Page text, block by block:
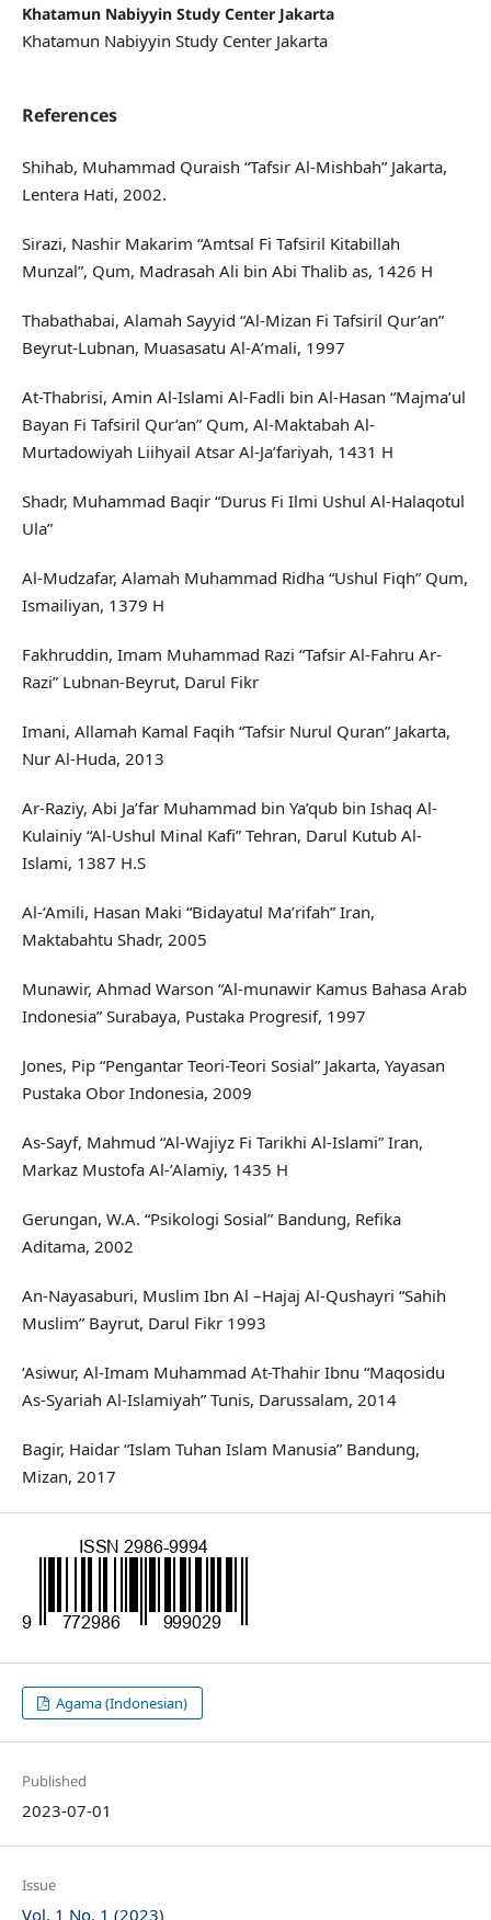
Khatamun Nabiyyin Study Center Jakarta
Khatamun Nabiyyin Study Center Jakarta
References
Shihab, Muhammad Quraish “Tafsir Al-Mishbah” Jakarta,
Lentera Hati, 2002.
Sirazi, Nashir Makarim “Amtsal Fi Tafsiril Kitabillah
Munzal”, Qum, Madrasah Ali bin Abi Thalib as, 1426 H
Thabathabai, Alamah Sayyid “Al-Mizan Fi Tafsiril Qur’an”
Beyrut-Lubnan, Muasasatu Al-A’mali, 1997
At-Thabrisi, Amin Al-Islami Al-Fadli bin Al-Hasan “Majma’ul
Bayan Fi Tafsiril Qur’an” Qum, Al-Maktabah Al-
Murtadowiyah Liihyail Atsar Al-Ja’fariyah, 1431 H
Shadr, Muhammad Baqir “Durus Fi Ilmi Ushul Al-Halaqotul
Ula”
Al-Mudzafar, Alamah Muhammad Ridha “Ushul Fiqh” Qum,
Ismailiyan, 1379 H
Fakhruddin, Imam Muhammad Razi “Tafsir Al-Fahru Ar-
Razi” Lubnan-Beyrut, Darul Fikr
Imani, Allamah Kamal Faqih “Tafsir Nurul Quran” Jakarta,
Nur Al-Huda, 2013
Ar-Raziy, Abi Ja’far Muhammad bin Ya’qub bin Ishaq Al-
Kulainiy “Al-Ushul Minal Kafi” Tehran, Darul Kutub Al-
Islami, 1387 H.S
Al-‘Amili, Hasan Maki “Bidayatul Ma’rifah” Iran,
Maktabahtu Shadr, 2005
Munawir, Ahmad Warson “Al-munawir Kamus Bahasa Arab
Indonesia” Surabaya, Pustaka Progresif, 1997
Jones, Pip “Pengantar Teori-Teori Sosial” Jakarta, Yayasan
Pustaka Obor Indonesia, 2009
As-Sayf, Mahmud “Al-Wajiyz Fi Tarikhi Al-Islami” Iran,
Markaz Mustofa Al-’Alamiy, 1435 H
Gerungan, W.A. “Psikologi Sosial” Bandung, Refika
Aditama, 2002
An-Nayasaburi, Muslim Ibn Al –Hajaj Al-Qushayri “Sahih
Muslim” Bayrut, Darul Fikr 1993
‘Asiwur, Al-Imam Muhammad At-Thahir Ibnu “Maqosidu
As-Syariah Al-Islamiyah” Tunis, Darussalam, 2014
Bagir, Haidar “Islam Tuhan Islam Manusia” Bandung,
Mizan, 2017
Agama (Indonesian)
Published
2023-07-01
Issue
Vol. 1 No. 1 (2023)